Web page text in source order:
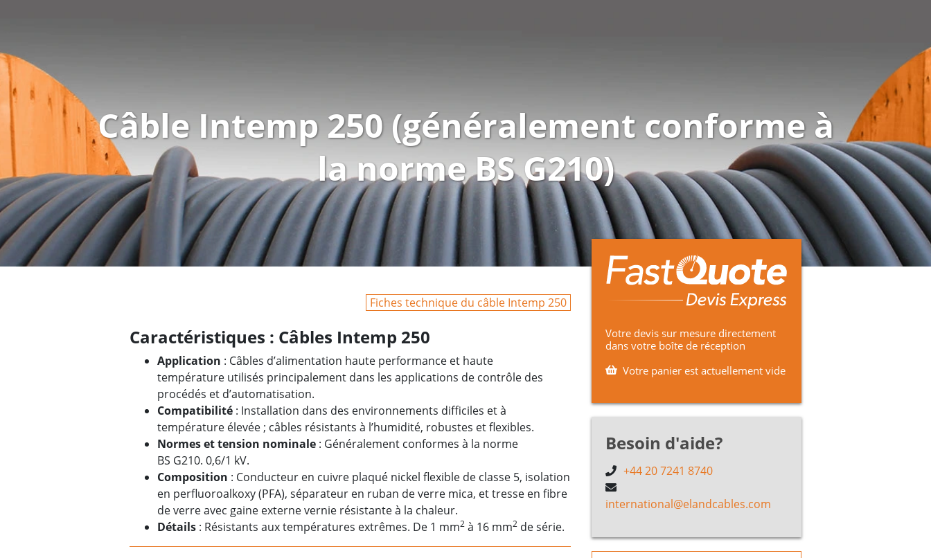
Câble Intemp 250 (généralement conforme à
la norme BS G210)
Fiches technique du câble Intemp 250
Caractéristiques : Câbles Intemp 250
Application : Câbles d’alimentation haute performance et haute
température utilisés principalement dans les applications de contrôle des
procédés et d’automatisation.
Compatibilité : Installation dans des environnements difficiles et à
température élevée ; câbles résistants à l’humidité, robustes et flexibles.
Normes et tension nominale : Généralement conformes à la norme
BS G210. 0,6/1 kV.
Composition : Conducteur en cuivre plaqué nickel flexible de classe 5, isolation
en perfluoroalkoxy (PFA), séparateur en ruban de verre mica, et tresse en fibre
de verre avec gaine externe vernie résistante à la chaleur.
Détails : Résistants aux températures extrêmes. De 1 mm2 à 16 mm2 de série.
Votre devis sur mesure directement
dans votre boîte de réception
Votre panier est actuellement vide
Besoin d'aide?
+44 20 7241 8740
international@elandcables.com